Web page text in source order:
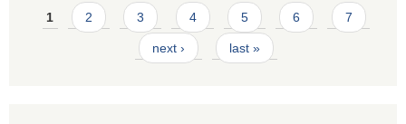
Pages
1 2 3 4 5 6 7
next › last »